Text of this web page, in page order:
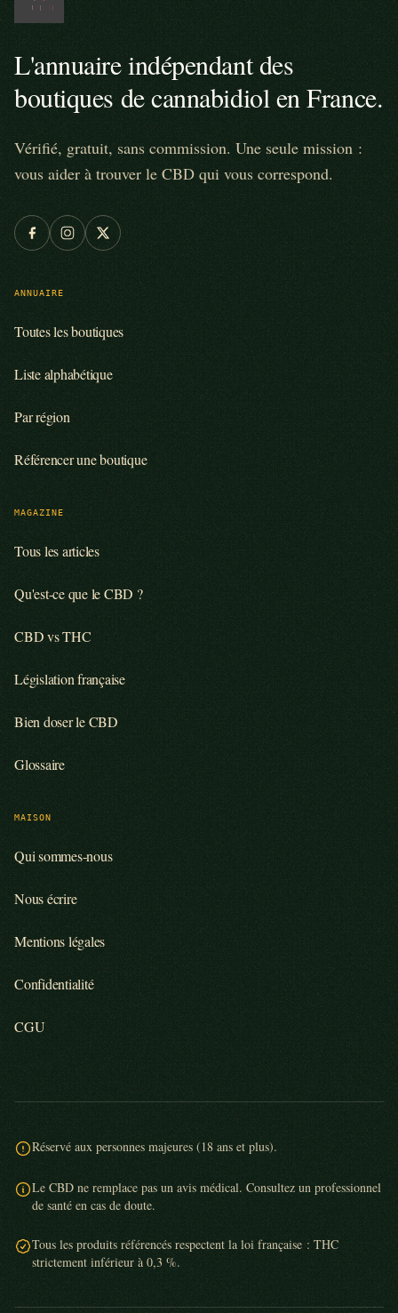
L'annuaire indépendant des
boutiques de cannabidiol en France.
Vérifié, gratuit, sans commission. Une seule mission :
vous aider à trouver le CBD qui vous correspond.
ANNUAIRE
Toutes les boutiques
Liste alphabétique
Par région
Référencer une boutique
MAGAZINE
Tous les articles
Qu'est-ce que le CBD ?
CBD vs THC
Législation française
Bien doser le CBD
Glossaire
MAISON
Qui sommes-nous
Nous écrire
Mentions légales
Confidentialité
CGU
Réservé aux personnes majeures (18 ans et plus).
Le CBD ne remplace pas un avis médical. Consultez un professionnel
de santé en cas de doute.
Tous les produits référencés respectent la loi française : THC
strictement inférieur à 0,3 %.